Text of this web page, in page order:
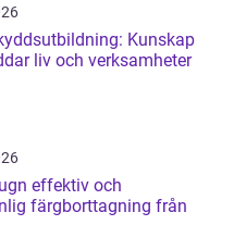
Kunskap
liv och verksamheter
och
färgborttagning från